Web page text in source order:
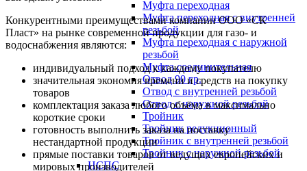
Муфта переходная
Муфта переходная с внутренней
резьбой
Муфта переходная с наружной
резьбой
Муфта соединительная
Отвод 90 гр.
Отвод с внутренней резьбой
Отвод с наружной резьбой
Тройник
Тройник редукционный
Тройник с внутренней резьбой
Тройник с наружной резьбой
НСПС
Конкурентными преимуществами компании ООО «СК
Пласт» на рынке современной продукции для газо- и
водоснабжения являются:
индивидуальный подход к каждому покупателю
значительная экономия времени и средств на покупку
товаров
комплектация заказа любого объёма в максимально
короткие сроки
готовность выполнить заказа на поставку
нестандартной продукции
прямые поставки товаров от ведущих европейских и
мировых производителей